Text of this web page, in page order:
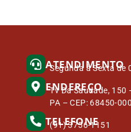
ATENDIMENTO
Segunda à Sexta de
ENDEREÇO
Tv Da Saudade, 150
PA – CEP: 68450-000
TELEFONE
(91) 3756-1151